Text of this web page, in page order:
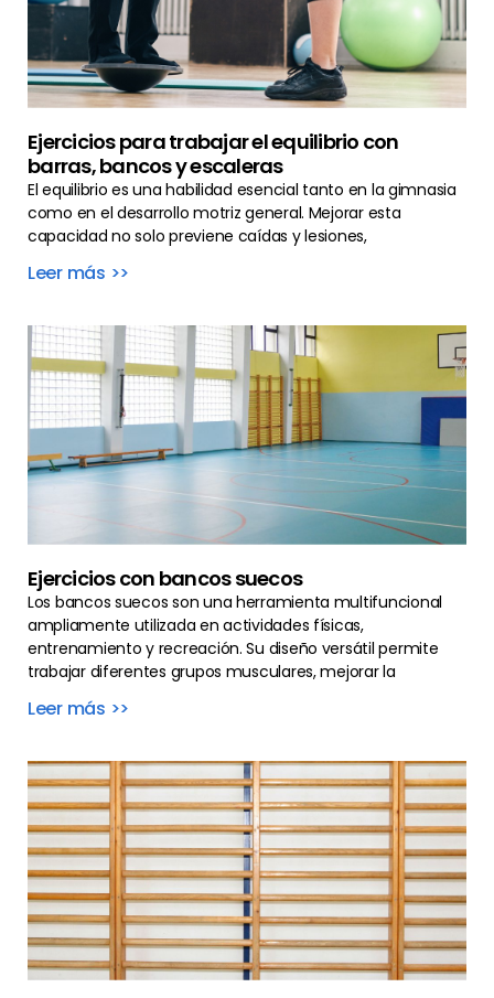
Ejercicios para trabajar el equilibrio con
barras, bancos y escaleras
El equilibrio es una habilidad esencial tanto en la gimnasia
como en el desarrollo motriz general. Mejorar esta
capacidad no solo previene caídas y lesiones,
Leer más >>
Ejercicios con bancos suecos
Los bancos suecos son una herramienta multifuncional
ampliamente utilizada en actividades físicas,
entrenamiento y recreación. Su diseño versátil permite
trabajar diferentes grupos musculares, mejorar la
Leer más >>